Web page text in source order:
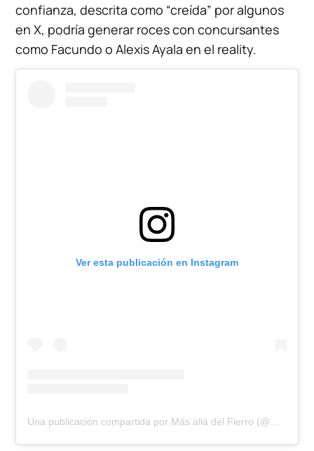
confianza, descrita como “creída” por algunos
en X, podría generar roces con concursantes
como Facundo o Alexis Ayala en el reality.
Ver esta publicación en Instagram